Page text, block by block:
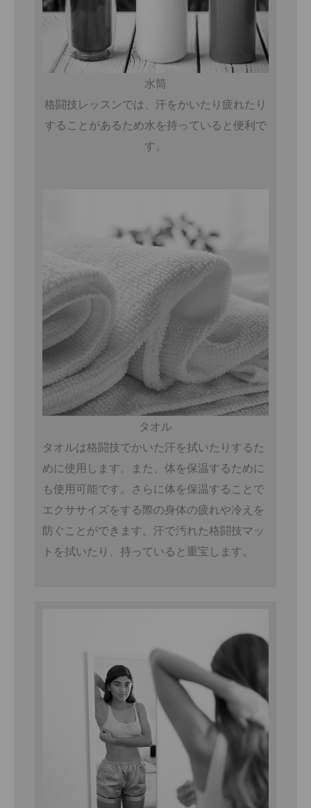
水筒
格闘技レッスンでは、汗をかいたり疲れたり
することがあるため水を持っていると便利で
す。
タオル
タオルは格闘技でかいた汗を拭いたりするた
めに使用します。また、体を保温するために
も使用可能です。さらに体を保温することで
エクササイズをする際の身体の疲れや冷えを
防ぐことができます。汗で汚れた格闘技マッ
トを拭いたり、持っていると重宝します。